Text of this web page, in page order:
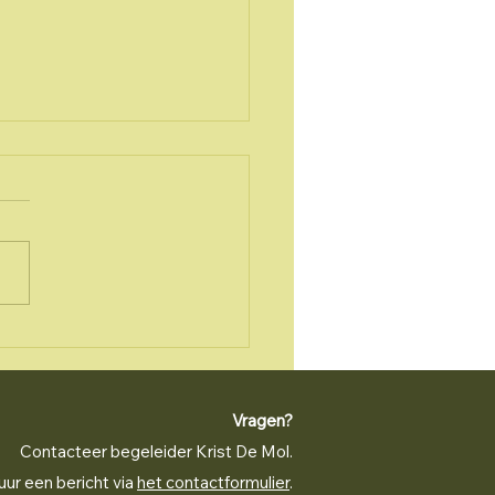
de getuigenisavond
Vragen?
Contacteer begeleider Krist De Mol.
een bericht via het contactformulier.